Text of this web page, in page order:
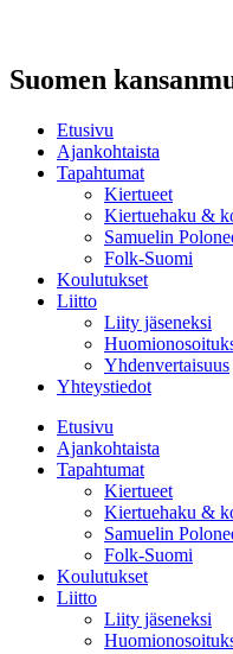
Suomen
Etusivu
Ajankohtaista
Tapahtumat
Kiertueet
Kiertuehaku &
Samuelin
Folk-Suomi
Koulutukset
Liitto
Liity jäseneksi
Yhdenvertaisuus
Yhteystiedot
Etusivu
Ajankohtaista
Tapahtumat
Kiertueet
Kiertuehaku &
Samuelin
Folk-Suomi
Koulutukset
Liitto
Liity jäseneksi